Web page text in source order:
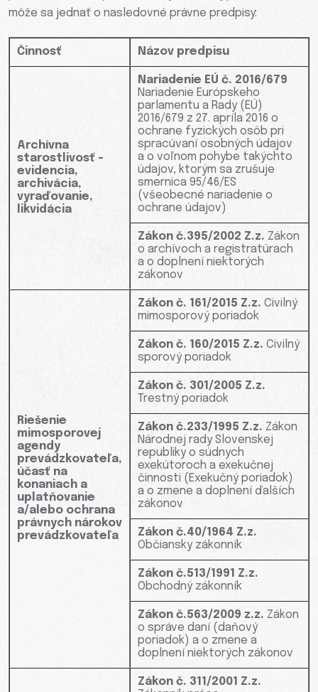
môže sa jednať o nasledovné právne predpisy:
Činnosť Názov predpisu
Archívna
starostlivosť -
evidencia,
archivácia,
vyraďovanie,
likvidácia
Nariadenie EÚ č. 2016/679
Nariadenie Európskeho
parlamentu a Rady (EÚ)
2016/679 z 27. apríla 2016 o
ochrane fyzických osôb pri
spracúvaní osobných údajov
a o voľnom pohybe takýchto
údajov, ktorým sa zrušuje
smernica 95/46/ES
(všeobecné nariadenie o
ochrane údajov)
Zákon č.395/2002 Z.z. Zákon
o archívoch a registratúrach
a o doplnení niektorých
zákonov
Riešenie
mimosporovej
agendy
prevádzkovateľa,
účasť na
konaniach a
uplatňovanie
a/alebo ochrana
právnych nárokov
prevádzkovateľa
Zákon č. 161/2015 Z.z. Civilný
mimosporový poriadok
Zákon č. 160/2015 Z.z. Civilný
sporový poriadok
Zákon č. 301/2005 Z.z.
Trestný poriadok
Zákon č.233/1995 Z.z. Zákon
Národnej rady Slovenskej
republiky o súdnych
exekútoroch a exekučnej
činnosti (Exekučný poriadok)
a o zmene a doplnení ďalších
zákonov
Zákon č.40/1964 Z.z.
Občiansky zákonník
Zákon č.513/1991 Z.z.
Obchodný zákonník
Zákon č.563/2009 z.z. Zákon
o správe daní (daňový
poriadok) a o zmene a
doplnení niektorých zákonov
Zákon č. 311/2001 Z.z.